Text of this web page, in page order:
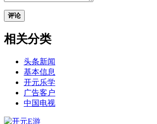
评论
相关分类
头条新闻
基本信息
开元乐学
广告客户
中国电视